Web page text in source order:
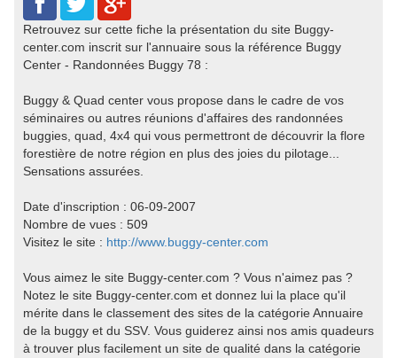
Retrouvez sur cette fiche la présentation du site Buggy-
center.com inscrit sur l'annuaire sous la référence Buggy
Center - Randonnées Buggy 78 :
Buggy & Quad center vous propose dans le cadre de vos
séminaires ou autres réunions d'affaires des randonnées
buggies, quad, 4x4 qui vous permettront de découvrir la flore
forestière de notre région en plus des joies du pilotage...
Sensations assurées.
Date d'inscription : 06-09-2007
Nombre de vues : 509
Visitez le site : http://www.buggy-center.com
Vous aimez le site Buggy-center.com ? Vous n'aimez pas ?
Notez le site Buggy-center.com et donnez lui la place qu'il
mérite dans le classement des sites de la catégorie Annuaire
de la buggy et du SSV. Vous guiderez ainsi nos amis quadeurs
à trouver plus facilement un site de qualité dans la catégorie